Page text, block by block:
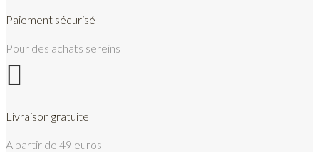
Paiement sécurisé
Pour des achats sereins

Livraison gratuite
A partir de 49 euros